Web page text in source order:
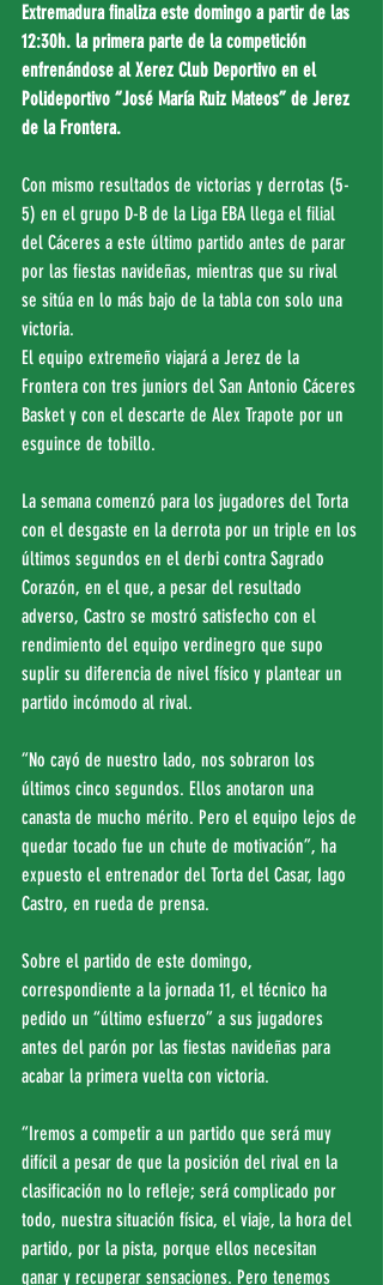
Extremadura finaliza este domingo a partir de las
12:30h. la primera parte de la competición
enfrenándose al Xerez Club Deportivo en el
Polideportivo “José María Ruiz Mateos” de Jerez
de la Frontera.
Con mismo resultados de victorias y derrotas (5-
5) en el grupo D-B de la Liga EBA llega el filial
del Cáceres a este último partido antes de parar
por las fiestas navideñas, mientras que su rival
se sitúa en lo más bajo de la tabla con solo una
victoria.
El equipo extremeño viajará a Jerez de la
Frontera con tres juniors del San Antonio Cáceres
Basket y con el descarte de Alex Trapote por un
esguince de tobillo.
La semana comenzó para los jugadores del Torta
con el desgaste en la derrota por un triple en los
últimos segundos en el derbi contra Sagrado
Corazón, en el que, a pesar del resultado
adverso, Castro se mostró satisfecho con el
rendimiento del equipo verdinegro que supo
suplir su diferencia de nivel físico y plantear un
partido incómodo al rival.
“No cayó de nuestro lado, nos sobraron los
últimos cinco segundos. Ellos anotaron una
canasta de mucho mérito. Pero el equipo lejos de
quedar tocado fue un chute de motivación”, ha
expuesto el entrenador del Torta del Casar, Iago
Castro, en rueda de prensa.
Sobre el partido de este domingo,
correspondiente a la jornada 11, el técnico ha
pedido un “último esfuerzo” a sus jugadores
antes del parón por las fiestas navideñas para
acabar la primera vuelta con victoria.
“Iremos a competir a un partido que será muy
difícil a pesar de que la posición del rival en la
clasificación no lo refleje; será complicado por
todo, nuestra situación física, el viaje, la hora del
partido, por la pista, porque ellos necesitan
ganar y recuperar sensaciones. Pero tenemos